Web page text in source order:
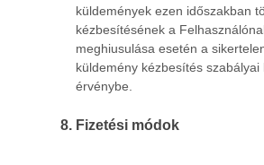
küldemények ezen időszakban
kézbesítésének a
meghiusulása esetén a
küldemény kézbesítés szabályai
érvénybe.
Fizetési módok